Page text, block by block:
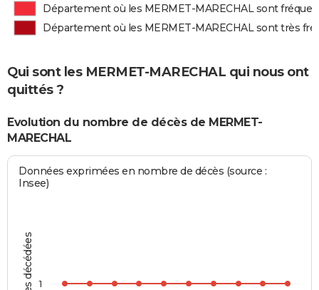
Département où les MERMET-MARECHAL sont
Département où les MERMET-MARECHAL sont très
Qui sont les MERMET-MARECHAL qui nous ont
quittés ?
Evolution du nombre de décès de MERMET-
MARECHAL
Données exprimées en nombre de décès (source :
Insee)
1